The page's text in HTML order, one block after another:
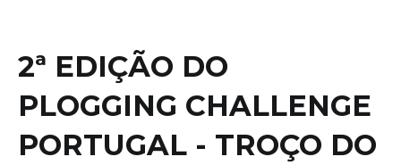
2ª EDIÇÃO DO
PLOGGING CHALLENGE
PORTUGAL - TROÇO DO